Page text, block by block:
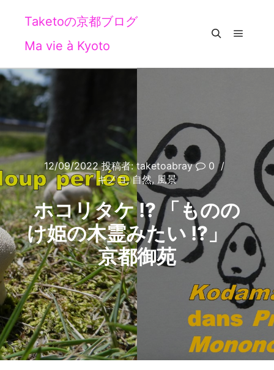
Taketoの京都ブログ
Ma vie à Kyoto
12/09/2022投稿者:taketoabray
0
キノコ,自然, 風景
ホコリタケ !? 「ものの
け姫の木霊みたい !?」
京都御苑